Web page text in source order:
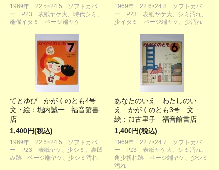
1969年 22.5×24.5 ソフトカバ
ー P23 表紙ヤケ大、時代シミ、
端僅イタミ ページ端ヤケ
1969年 22.6×24.8 ソフトカバ
ー P23 表紙ヤケ大、シミ汚れ、
少イタミ ページ端ヤケ、少汚れ
てとゆび かがくのとも4号
文・絵：堀内誠一 福音館書
店
1,400円(税込)
1969年 22.6×24.5 ソフトカバ
ー P23 表紙ヤケ、少シミ、裏凹
み跡 ページ端ヤケ、少シミ汚れ
あなたのいえ わたしのい
え かがくのとも3号 文・
絵：加古里子 福音館書店
1,400円(税込)
1969年 22.7×24.7 ソフトカバ
ー P23 表紙ヤケ大、シミ汚れ、
角少折れ跡 ページ端ヤケ、少シミ
汚れ